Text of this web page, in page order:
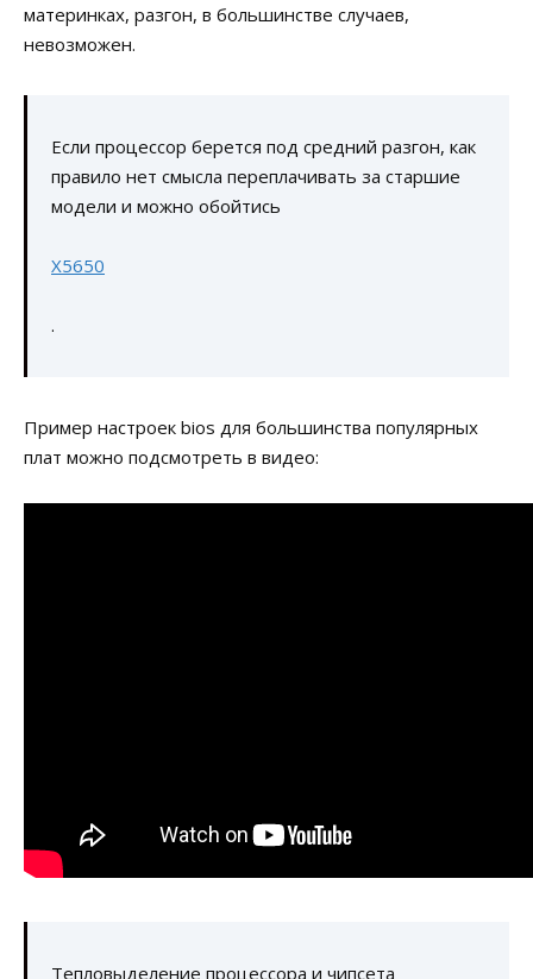
материнках, разгон, в большинстве случаев,
невозможен.
Если процессор берется под средний разгон, как
правило нет смысла переплачивать за старшие
модели и можно обойтись
X5650
.
Пример настроек bios для большинства популярных
плат можно подсмотреть в видео:
Тепловыделение процессора и чипсета